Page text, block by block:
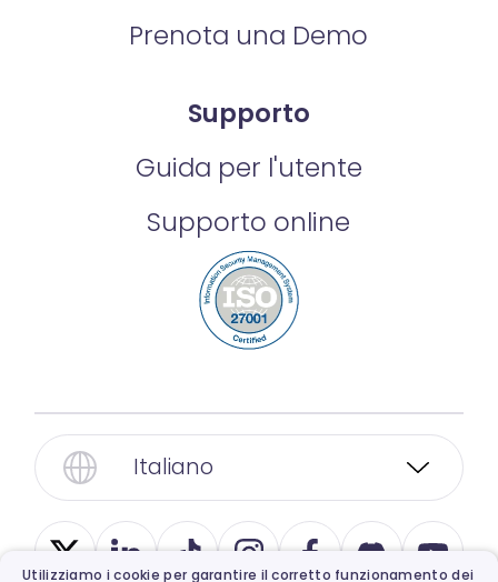
Prenota una Demo
Supporto
Guida per l'utente
Supporto online
Italiano
Utilizziamo i cookie per garantire il corretto funzionamento dei